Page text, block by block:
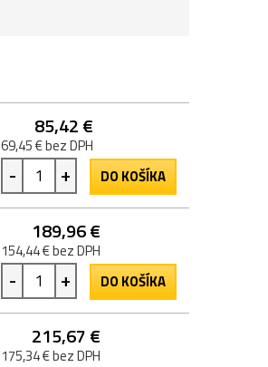
85,42 €
69,45 € bez DPH
- + DO KOŠÍKA
189,96 €
154,44 € bez DPH
- + DO KOŠÍKA
215,67 €
175,34 € bez DPH